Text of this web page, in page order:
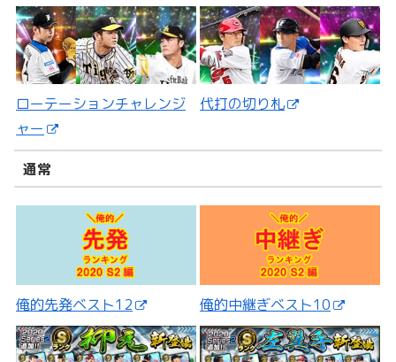
ローテーションチャレンジ
ャー
代打の切り札
通常
俺的先発ベスト12 俺的中継ぎベスト10